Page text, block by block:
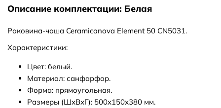
Описание комплектации: Белая
Раковина-чаша Ceramicanova Element 50 CN5031.
Характеристики:
Цвет: белый.
Материал: санфарфор.
Форма: прямоугольная.
Размеры (ШхВхГ): 500x150х380 мм.